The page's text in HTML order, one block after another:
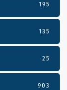
195
135
25
903